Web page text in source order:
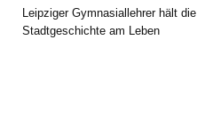
Leipziger Gymnasiallehrer hält die
Stadtgeschichte am Leben